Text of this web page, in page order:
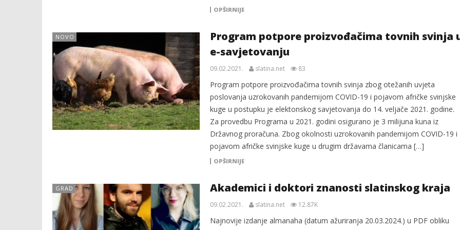
OPŠIRNIJE
NOVO
Program potpore proizvođačima tovnih svinja
e-savjetovanju
09.02.2021. slatina.net 83
Program potpore proizvođačima tovnih svinja zbog otežanih uvjeta
poslovanja uzrokovanih pandemijom COVID-19 i pojavom afričke svinjske
kuge u postupku je elektonskog savjetovanja do 14. veljače 2021. godine.
Za provedbu Programa u 2021. godini osigurano je 3 milijuna kuna iz
Državnog proračuna. Zbog okolnosti uzrokovanih pandemijom COVID-19 i
pojavom afričke svinjske kuge u drugim državama članicama […]
OPŠIRNIJE
GRAD Akademici i doktori znanosti slatinskog kraja
09.02.2021. slatina.net 12.87K
Najnovije izdanje almanaha (datum ažuriranja 20.03.2024.) u PDF obliku